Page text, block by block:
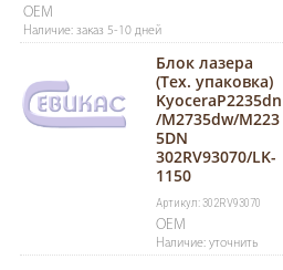
OEM
Наличие: заказ 5-10 дней
Блок лазера
(Тех. упаковка)
KyoceraP2235dn
/M2735dw/M223
5DN
302RV93070/LK-
1150
Артикул: 302RV93070
OEM
Наличие: уточнить